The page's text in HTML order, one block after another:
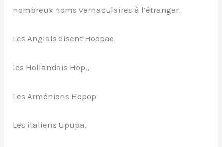
nombreux noms vernaculaires à l’étranger.
Les Anglais disent Hoopae
les Hollandais Hop.,
Les Arméniens Hopop
Les italiens Upupa,